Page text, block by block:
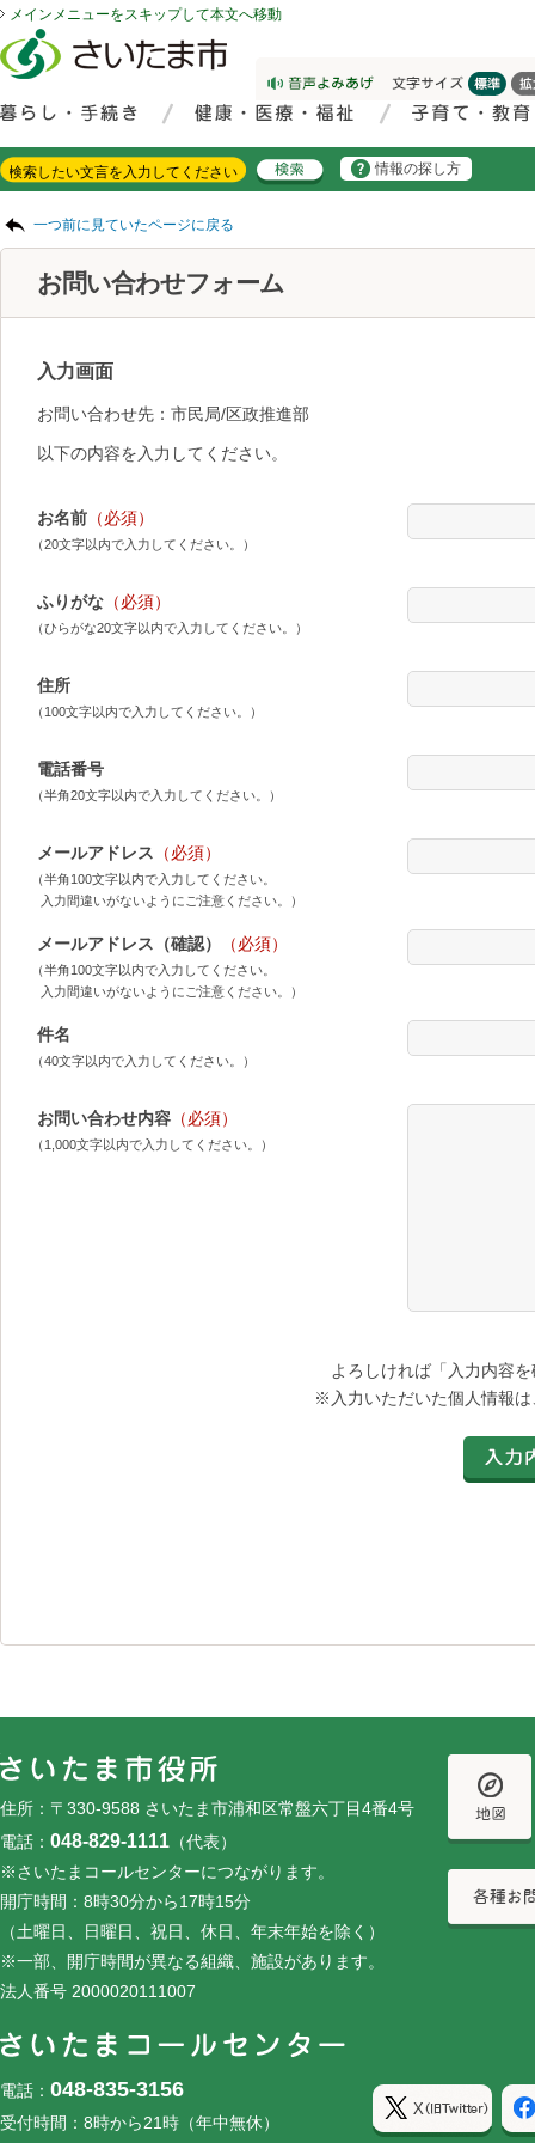
メインメニューをスキップして本文へ移動
情報の探し方
一つ前に見ていたページに戻る
お問い合わせフォーム
入力画面
お問い合わせ先：市民局/区政推進部
以下の内容を入力してください。
お名前 （必須）
（20文字以内で入力してください。）
ふりがな （必須）
（ひらがな20文字以内で入力してください。）
住所
（100文字以内で入力してください。）
電話番号
（半角20文字以内で入力してください。）
メールアドレス （必須）
（半角100文字以内で入力してください。
入力間違いがないようにご注意ください。）
メールアドレス（確認） （必須）
（半角100文字以内で入力してください。
入力間違いがないようにご注意ください。）
件名
（40文字以内で入力してください。）
お問い合わせ内容 （必須）
（1,000文字以内で入力してください。）
よろしければ「入力内容
※入力いただいた個人情報
住所：〒330-9588 さいたま市浦和区常盤六丁目4番4号
電話： 048-829-1111 （代表）
※さいたまコールセンターにつながります。
開庁時間：8時30分から17時15分
（土曜日、日曜日、祝日、休日、年末年始を除く）
※一部、開庁時間が異なる組織、施設があります。
法人番号 2000020111007
電話： 048-835-3156
受付時間：8時から21時（年中無休）